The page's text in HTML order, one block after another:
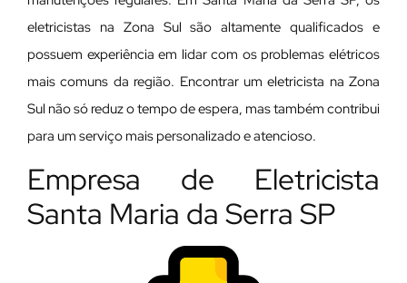
eletricistas na Zona Sul são altamente qualificados e
possuem experiência em lidar com os problemas elétricos
mais comuns da região. Encontrar um eletricista na Zona
Sul não só reduz o tempo de espera, mas também contribui
para um serviço mais personalizado e atencioso.
Empresa de Eletricista
Santa Maria da Serra SP